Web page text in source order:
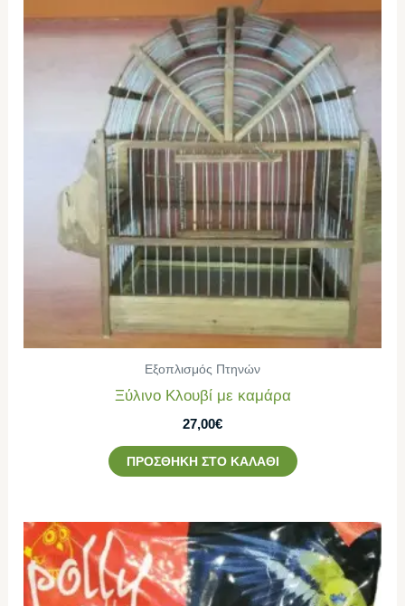
Εξοπλισμός Πτηνών
Ξύλινο Κλουβί με καμάρα
27,00€
ΠΡΟΣΘΉΚΗ ΣΤΟ ΚΑΛΆΘΙ